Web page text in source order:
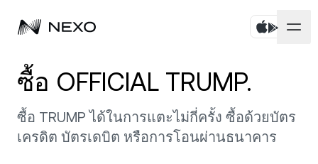
บุคคล
ซื้อสินทรัพย์
Flexible Savings
ธุรกิจ
ซื้อ OFFICIAL TRUMP.
ซื้อ TRUMP ได้ในการแตะไม่กี่ครั้ง ซื้อด้วยบัตร
เครดิต บัตรเดบิต หรือการโอนผ่านธนาคาร